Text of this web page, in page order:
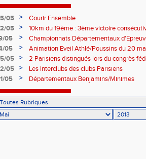
05 >
Courir Ensemble
05
>
10km du 19ème : 3ème victoire
DESPLANQUES
05 >
Championnats Départementaux
05
>
Animation Eveil Athlé/Poussins du 20
05
>
2 Parisiens distingués lors du congrès
05
>
Les Interclubs des clubs Parisiens
05
> Départementaux Benjamins/Minimes